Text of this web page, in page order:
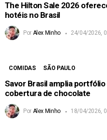
The Hilton Sale 2026
hotéis no Brasil
Por Alex Minho 24/04/2026,
COMIDAS SÃO PAULO
Savor Brasil amplia
cobertura de chocolate
Por Alex Minho 18/04/2026,